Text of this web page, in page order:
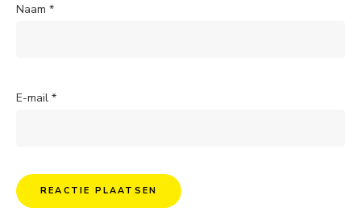
Naam *
E-mail *